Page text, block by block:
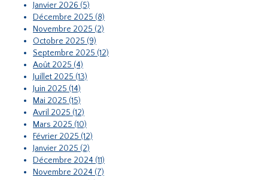
Janvier 2026 (5)
Décembre 2025 (8)
Novembre 2025 (2)
Octobre 2025 (9)
Septembre 2025 (12)
Août 2025 (4)
Juillet 2025 (13)
Juin 2025 (14)
Mai 2025 (15)
Avril 2025 (12)
Mars 2025 (10)
Février 2025 (12)
Janvier 2025 (2)
Décembre 2024 (11)
Novembre 2024 (7)